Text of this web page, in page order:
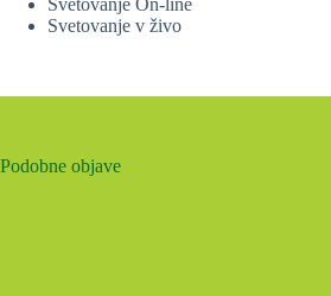
Svetovanje v živo
Podobne objave